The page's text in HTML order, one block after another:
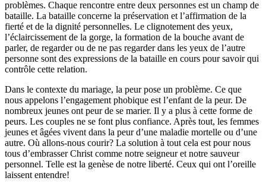
problèmes. Chaque rencontre entre deux personnes est un champ de
bataille. La bataille concerne la préservation et l’affirmation de la
fierté et de la dignité personnelles. Le clignotement des yeux,
l’éclaircissement de la gorge, la formation de la bouche avant de
parler, de regarder ou de ne pas regarder dans les yeux de l’autre
personne sont des expressions de la bataille en cours pour savoir qui
contrôle cette relation.
Dans le contexte du mariage, la peur pose un problème. Ce que
nous appelons l’engagement phobique est l’enfant de la peur. De
nombreux jeunes ont peur de se marier. Il y a plus à cette forme de
peurs. Les couples ne se font plus confiance. Après tout, les femmes
jeunes et âgées vivent dans la peur d’une maladie mortelle ou d’une
autre. Où allons-nous courir? La solution à tout cela est pour nous
tous d’embrasser Christ comme notre seigneur et notre sauveur
personnel. Telle est la genèse de notre liberté. Ceux qui ont l’oreille
laissent entendre!